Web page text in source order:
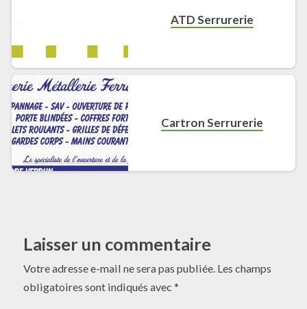
ATD Serrurerie
Cartron Serrurerie
Laisser un commentaire
Votre adresse e-mail ne sera pas publiée. Les champs
obligatoires sont indiqués avec *